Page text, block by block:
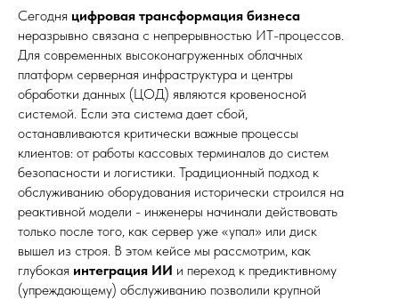
Сегодня цифровая трансформация бизнеса
неразрывно связана с непрерывностью ИТ-процессов.
Для современных высоконагруженных облачных
платформ серверная инфраструктура и центры
обработки данных (ЦОД) являются кровеносной
системой. Если эта система дает сбой,
останавливаются критически важные процессы
клиентов: от работы кассовых терминалов до систем
безопасности и логистики. Традиционный подход к
обслуживанию оборудования исторически строился на
реактивной модели - инженеры начинали действовать
только после того, как сервер уже «упал» или диск
вышел из строя. В этом кейсе мы рассмотрим, как
глубокая интеграция ИИ и переход к предиктивному
(упреждающему) обслуживанию позволили крупной